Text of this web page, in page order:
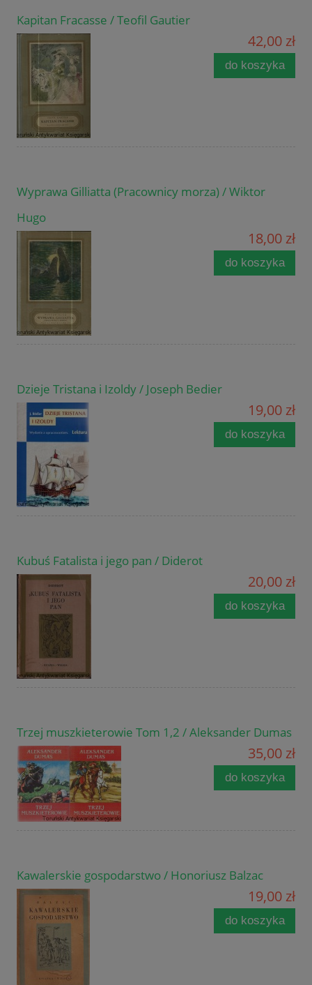
Kapitan Fracasse / Teofil Gautier
42,00 zł
do koszyka
Wyprawa Gilliatta (Pracownicy morza) / Wiktor
Hugo
18,00 zł
do koszyka
Dzieje Tristana i Izoldy / Joseph Bedier
19,00 zł
do koszyka
Kubuś Fatalista i jego pan / Diderot
20,00 zł
do koszyka
Trzej muszkieterowie Tom 1,2 / Aleksander Dumas
35,00 zł
do koszyka
Kawalerskie gospodarstwo / Honoriusz Balzac
19,00 zł
do koszyka